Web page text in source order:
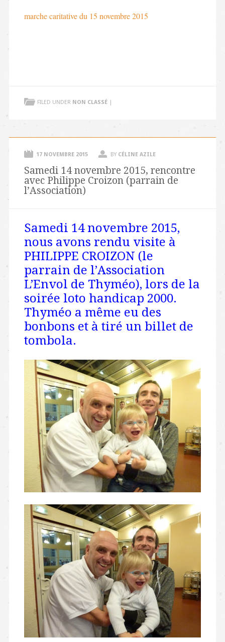
marche caritative du 15 novembre 2015
FILED UNDER NON CLASSÉ
17 NOVEMBRE 2015 BY CÉLINE AZILE
Samedi 14 novembre 2015, rencontre
avec Philippe Croizon (parrain de
l’Association)
Samedi 14 novembre 2015,
nous avons rendu visite à
PHILIPPE CROIZON (le
parrain de l’Association
L’Envol de Thyméo), lors de la
soirée loto handicap 2000.
Thyméo a même eu des
bonbons et à tiré un billet de
tombola.